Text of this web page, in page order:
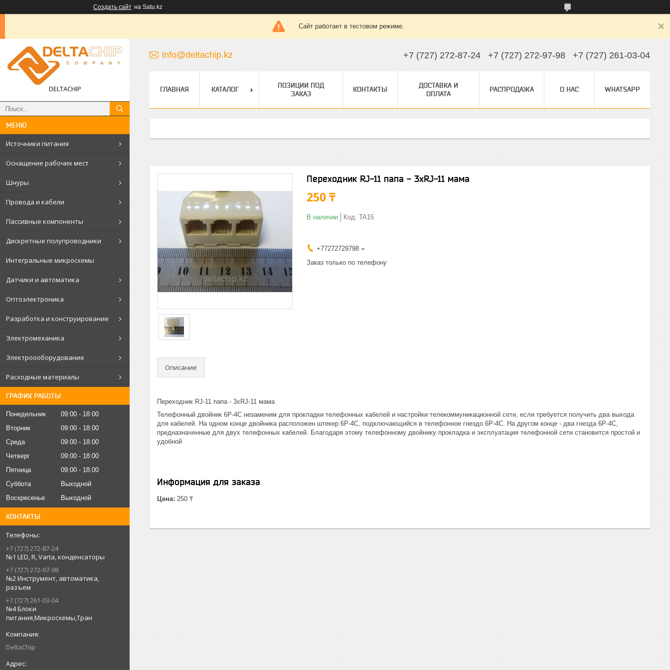
Создать сайт на Satu.kz
Сайт работает в тестовом режиме.
DELTACHIP
Источники питания
Оснащение рабочих мест
Шнуры
Провода и кабели
Пассивные компоненты
Дискретные полупроводники
Интегральные микросхемы
Датчики и автоматика
Оптоэлектроника
Разработка и конструирование
Электромеханика
Электроооборудование
Расходные материалы
ГРАФИК РАБОТЫ
Понедельник 09:00
18:00
Вторник
09:00
18:00
Среда
09:00
18:00
Четверг
09:00
18:00
Пятница
09:00
18:00
Суббота
Выходной
Воскресенье
Выходной
КОНТАКТЫ
+7 (727) 272-87-24
№1 LED, R, Varta, конденсаторы
+7 (727) 272-97-98
№2 Инструмент, автоматика,
разъем
+7 (727) 261-03-04
№4 Блоки
питания,Микросхемы,Тран
DeltaChip
info@deltachip.kz +7 (727) 272-87-24 +7 (727) 272-97-98 +7 (727) 261-03-04
ГЛАВНАЯ КАТАЛОГ
ПОЗИЦИИ ПОД
ЗАКАЗ
КОНТАКТЫ
ДОСТАВКА И
ОПЛАТА
РАСПРОДАЖА О НАС WHATSAPP
Переходник RJ-11 папа - 3xRJ-11 мама
250 ₸
В наличии Код: TA15
+77272729798
Заказ только по телефону
Описание
Переходник RJ-11 папа - 3xRJ-11 мама
Телефонный двойник 6Р-4С незаменим для прокладки телефонных кабелей и настройки телекоммуникационной сети, если требуется получить два выхода
для кабелей. На одном конце двойника расположен штекер 6Р-4С, подключающийся в телефонное гнездо 6P-4C. На другом конце - два гнезда 6Р-4С,
предназначенные для двух телефонных кабелей. Благодаря этому телефонному двойнику прокладка и эксплуатация телефонной сети становится простой и
удобной
Информация для заказа
Цена: 250 ₸